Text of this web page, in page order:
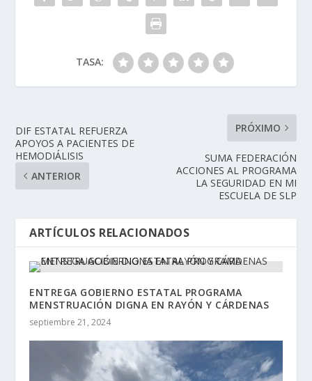
TASA:
DIF ESTATAL REFUERZA
APOYOS A PACIENTES DE
HEMODIÁLISIS
ANTERIOR
PRÓXIMO
SUMA FEDERACIÓN
ACCIONES AL PROGRAMA
LA SEGURIDAD EN MI
ESCUELA DE SLP
ARTÍCULOS RELACIONADOS
ENTREGA GOBIERNO ESTATAL PROGRAMA
MENSTRUACIÓN DIGNA EN RAYÓN Y CÁRDENAS
septiembre 21, 2024